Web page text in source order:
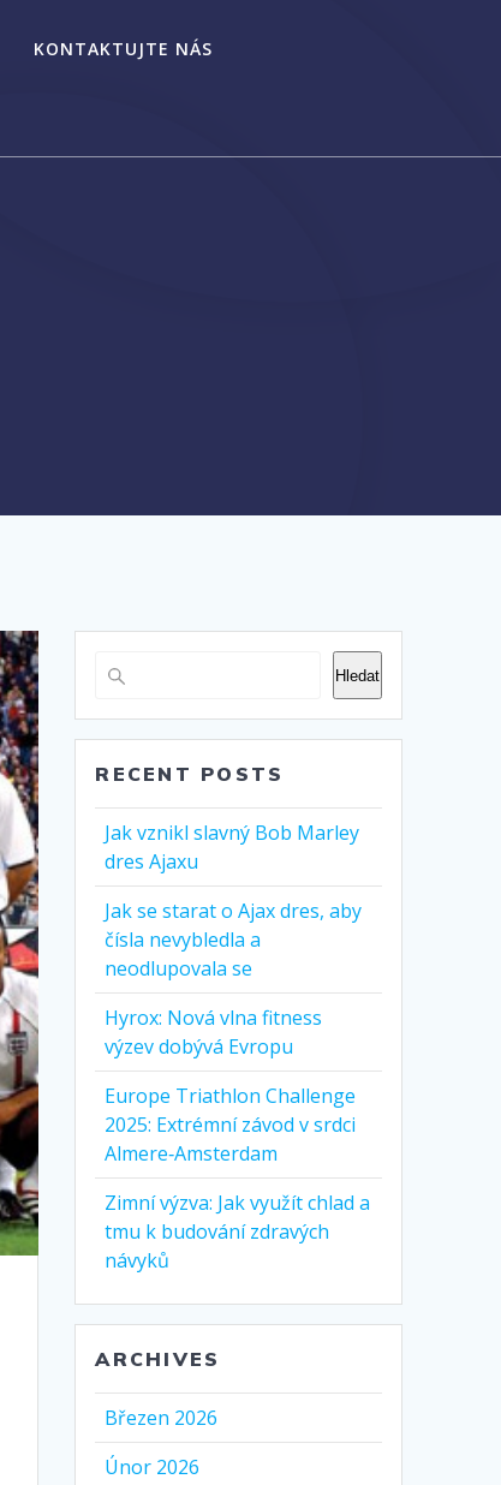
KONTAKTUJTE NÁS
Hledat
RECENT POSTS
Jak vznikl slavný Bob Marley
dres Ajaxu
Jak se starat o Ajax dres, aby
čísla nevybledla a
neodlupovala se
Hyrox: Nová vlna fitness
výzev dobývá Evropu
Europe Triathlon Challenge
2025: Extrémní závod v srdci
Almere‑Amsterdam
Zimní výzva: Jak využít chlad a
tmu k budování zdravých
návyků
ARCHIVES
Březen 2026
Únor 2026